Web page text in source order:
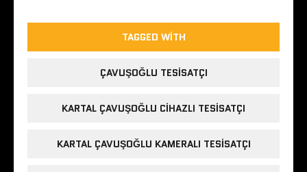
TAGGED WITH
ÇAVUŞOĞLU TESISATÇI
KARTAL ÇAVUŞOĞLU CIHAZLI TESISATÇI
KARTAL ÇAVUŞOĞLU KAMERALI TESISATÇI